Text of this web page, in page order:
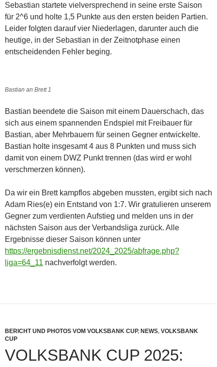
Sebastian startete vielversprechend in seine erste Saison
für 2^6 und holte 1,5 Punkte aus den ersten beiden Partien.
Leider folgten darauf vier Niederlagen, darunter auch die
heutige, in der Sebastian in der Zeitnotphase einen
entscheidenden Fehler beging.
Bastian an Brett 1
Bastian beendete die Saison mit einem Dauerschach, das
sich aus einem spannenden Endspiel mit Freibauer für
Bastian, aber Mehrbauern für seinen Gegner entwickelte.
Bastian holte insgesamt 4 aus 8 Punkten und muss sich
damit von einem DWZ Punkt trennen (das wird er wohl
verschmerzen können).
Da wir ein Brett kampflos abgeben mussten, ergibt sich nach
Adam Ries(e) ein Entstand von 1:7. Wir gratulieren unserem
Gegner zum verdienten Aufstieg und melden uns in der
nächsten Saison aus der Verbandsliga zurück. Alle
Ergebnisse dieser Saison können unter
https://ergebnisdienst.net/2024_2025/abfrage.php?
liga=64_11 nachverfolgt werden.
BERICHT UND PHOTOS VOM VOLKSBANK CUP, NEWS, VOLKSBANK
CUP
VOLKSBANK CUP 2025: